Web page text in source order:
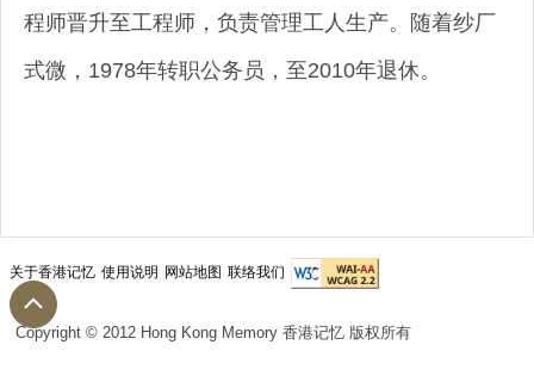
程师晋升至工程师，负责管理工人生产。随着纱厂
式微，1978年转职公务员，至2010年退休。
关于香港记忆 使用说明 网站地图 联络我们
Copyright © 2012 Hong Kong Memory 香港记忆 版权所有